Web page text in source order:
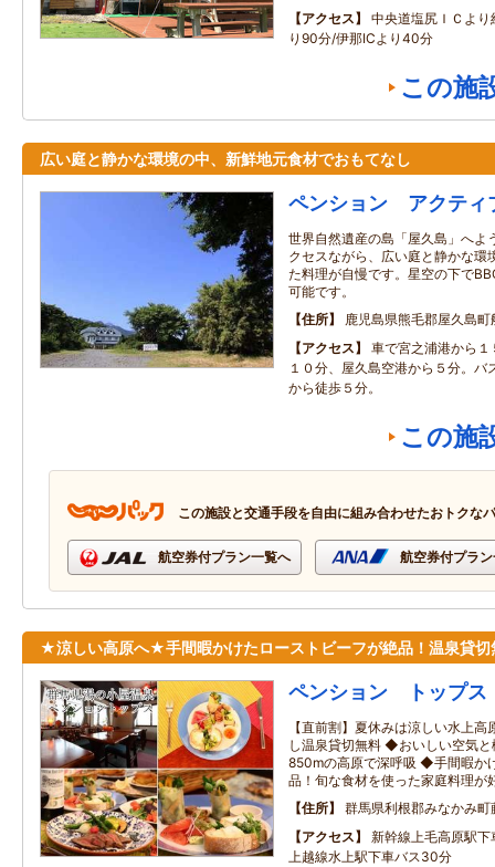
アクセス
中央道塩尻ＩＣよ
り90分/伊那ICより40分
この施
広い庭と静かな環境の中、新鮮地元食材でおもてなし
ペンション アクティ
世界自然遺産の島「屋久島」へよ
クセスながら、広い庭と静かな環
た料理が自慢です。星空の下で
可能です。
住所
鹿児島県熊毛郡屋久島
アクセス
車で宮之浦港から
１０分、屋久島空港から５分。バ
から徒歩５分。
この施
この施設と交通手段を自由に組み合わせたおトクな
航空券付プラン一覧へ 航空券付プラ
★涼しい高原へ★手間暇かけたローストビーフが絶品！温泉貸切
ペンション トップス
【直前割】夏休みは涼しい水上
し温泉貸切無料 ◆おいしい空気
850mの高原で深呼吸 ◆手間暇か
品！旬な食材を使った家庭料理が
住所
群馬県利根郡みなかみ町
アクセス
新幹線上毛高原駅
上越線水上駅下車バス30分